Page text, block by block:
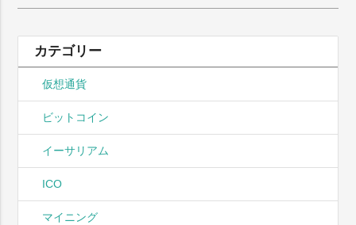
索:
カテゴリー
仮想通貨
ビットコイン
イーサリアム
ICO
マイニング